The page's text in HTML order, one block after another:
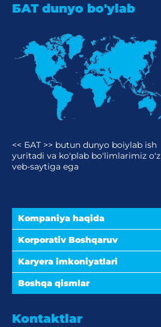
БАТ dunyo bo'ylab
<< БАТ >> butun dunyo boiylab ish
yuritadi va ko'plab bo'limlarimiz o'z
veb-saytiga ega
Kompaniya haqida
Korporativ Boshqaruv
Karyera imkoniyatlari
Boshqa qismlar
Kontaktlar